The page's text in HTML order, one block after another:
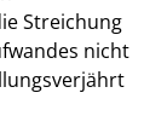
Streichung
nicht